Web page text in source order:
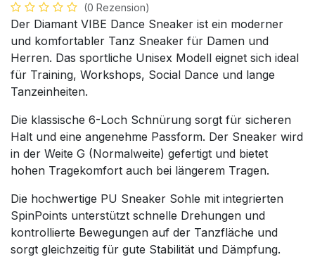
(0 Rezension)
Der Diamant VIBE Dance Sneaker ist ein moderner
und komfortabler Tanz Sneaker für Damen und
Herren. Das sportliche Unisex Modell eignet sich ideal
für Training, Workshops, Social Dance und lange
Tanzeinheiten.
Die klassische 6-Loch Schnürung sorgt für sicheren
Halt und eine angenehme Passform. Der Sneaker wird
in der Weite G (Normalweite) gefertigt und bietet
hohen Tragekomfort auch bei längerem Tragen.
Die hochwertige PU Sneaker Sohle mit integrierten
SpinPoints unterstützt schnelle Drehungen und
kontrollierte Bewegungen auf der Tanzfläche und
sorgt gleichzeitig für gute Stabilität und Dämpfung.